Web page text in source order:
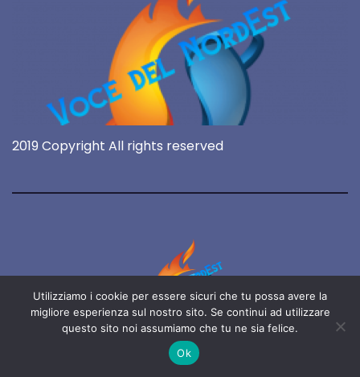
2019 Copyright All rights reserved
Voce del NordEst
Utilizziamo i cookie per essere sicuri che tu possa avere la
migliore esperienza sul nostro sito. Se continui ad utilizzare
questo sito noi assumiamo che tu ne sia felice.
Ok